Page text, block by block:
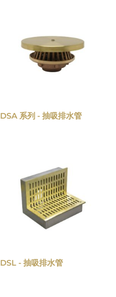
DSA 系列 - 抽吸排水管
DSL - 抽吸排水管